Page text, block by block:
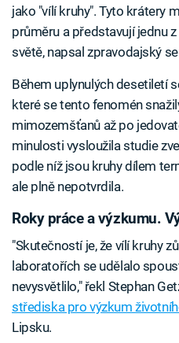
jako "vílí kruhy". Tyto krátery
průměru a představují jednu
světě, napsal zpravodajský
Během uplynulých desetiletí
které se tento fenomén
mimozemšťanů až po
minulosti vysloužila studie
podle níž jsou kruhy dílem
ale plně nepotvrdila.
Roky práce a výzkumu.
"Skutečností je, že vílí kruhy
laboratořích se udělalo
nevysvětlilo," řekl Stephan
střediska pro výzkum
Lipsku.